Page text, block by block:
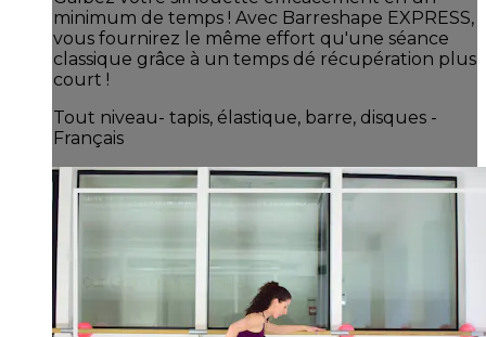
minimum de temps ! Avec Barreshape EXPRESS,
vous fournirez le même effort qu'une séance
classique grâce à un temps dé récupération plus
court !
Tout niveau- tapis, élastique, barre, disques -
Français